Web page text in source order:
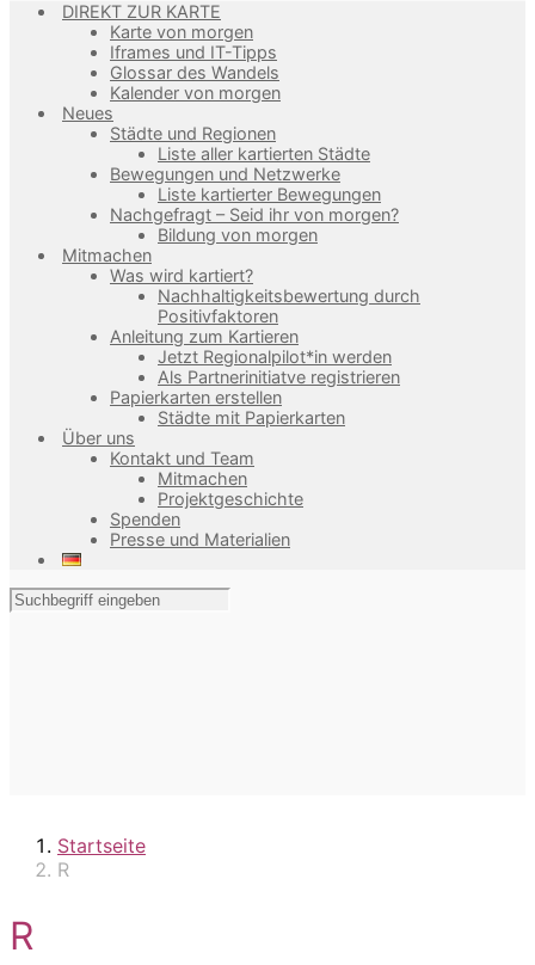
DIREKT ZUR KARTE
Karte von morgen
Iframes und IT-Tipps
Glossar des Wandels
Kalender von morgen
Neues
Städte und Regionen
Liste aller kartierten Städte
Bewegungen und Netzwerke
Liste kartierter Bewegungen
Nachgefragt – Seid ihr von morgen?
Bildung von morgen
Mitmachen
Was wird kartiert?
Nachhaltigkeitsbewertung durch
Positivfaktoren
Anleitung zum Kartieren
Jetzt Regionalpilot*in werden
Als Partnerinitiatve registrieren
Papierkarten erstellen
Städte mit Papierkarten
Über uns
Kontakt und Team
Mitmachen
Projektgeschichte
Spenden
Presse und Materialien
Startseite
R
R